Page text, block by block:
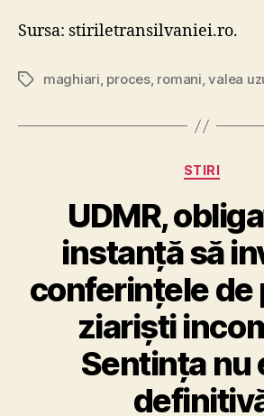
Sursa: stiriletransilvaniei.ro.
Tagsmaghiari, proces, romani,valea
STIRI
UDMR,
instanță să
conferințele de
ziariști
Sentința nu